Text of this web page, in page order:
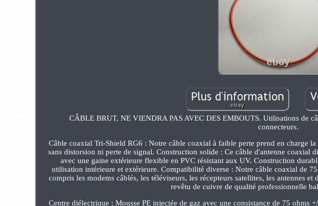
CÂBLE BRUT, NE VIENDRA PAS AVEC DES EMBOUTS. Utilisations de
connecteurs.
Câble coaxial Tri-Shield RG6 : Notre câble coaxial à faible perte prend en charge
sans distorsion ni perte de signal. Construction solide : Ce câble d'antenne coaxial
avec une gaine extérieure flexible en PVC résistant aux UV. Construction
utilisation intérieure et extérieure. Compatibilité diverse : Notre câble coaxial de
compris les modems câblés, les téléviseurs, les récepteurs satellites, les antennes
revêtu de cuivre de qualité professionnelle
Centre diélectrique : Mousse PE injectée de gaz avec une consistance de 75 ohms